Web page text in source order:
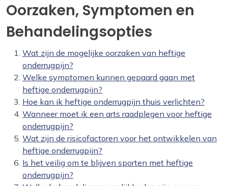
Oorzaken, Symptomen en
Behandelingsopties
Wat zijn de mogelijke oorzaken van heftige
onderrugpijn?
Welke symptomen kunnen gepaard gaan met
heftige onderrugpijn?
Hoe kan ik heftige onderrugpijn thuis verlichten?
Wanneer moet ik een arts raadplegen voor heftige
onderrugpijn?
Wat zijn de risicofactoren voor het ontwikkelen van
heftige onderrugpijn?
Is het veilig om te blijven sporten met heftige
onderrugpijn?